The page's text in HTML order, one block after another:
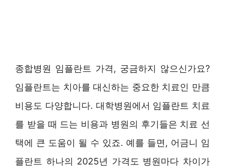
종합병원 임플란트 가격, 궁금하지 않으신가요?
임플란트는 치아를 대신하는 중요한 치료인 만큼
비용도 다양합니다. 대학병원에서 임플란트 치료
를 받을 때 드는 비용과 병원의 후기들은 치료 선
택에 큰 도움이 될 수 있죠. 예를 들면, 어금니 임
플란트 하나의 2025년 가격도 병원마다 차이가